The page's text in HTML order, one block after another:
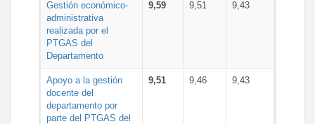
Gestión económico-
administrativa
realizada por el
PTGAS del
Departamento
9,59 9,51 9,43
Apoyo a la gestión
docente del
departamento por
parte del PTGAS del
9,51 9,46 9,43